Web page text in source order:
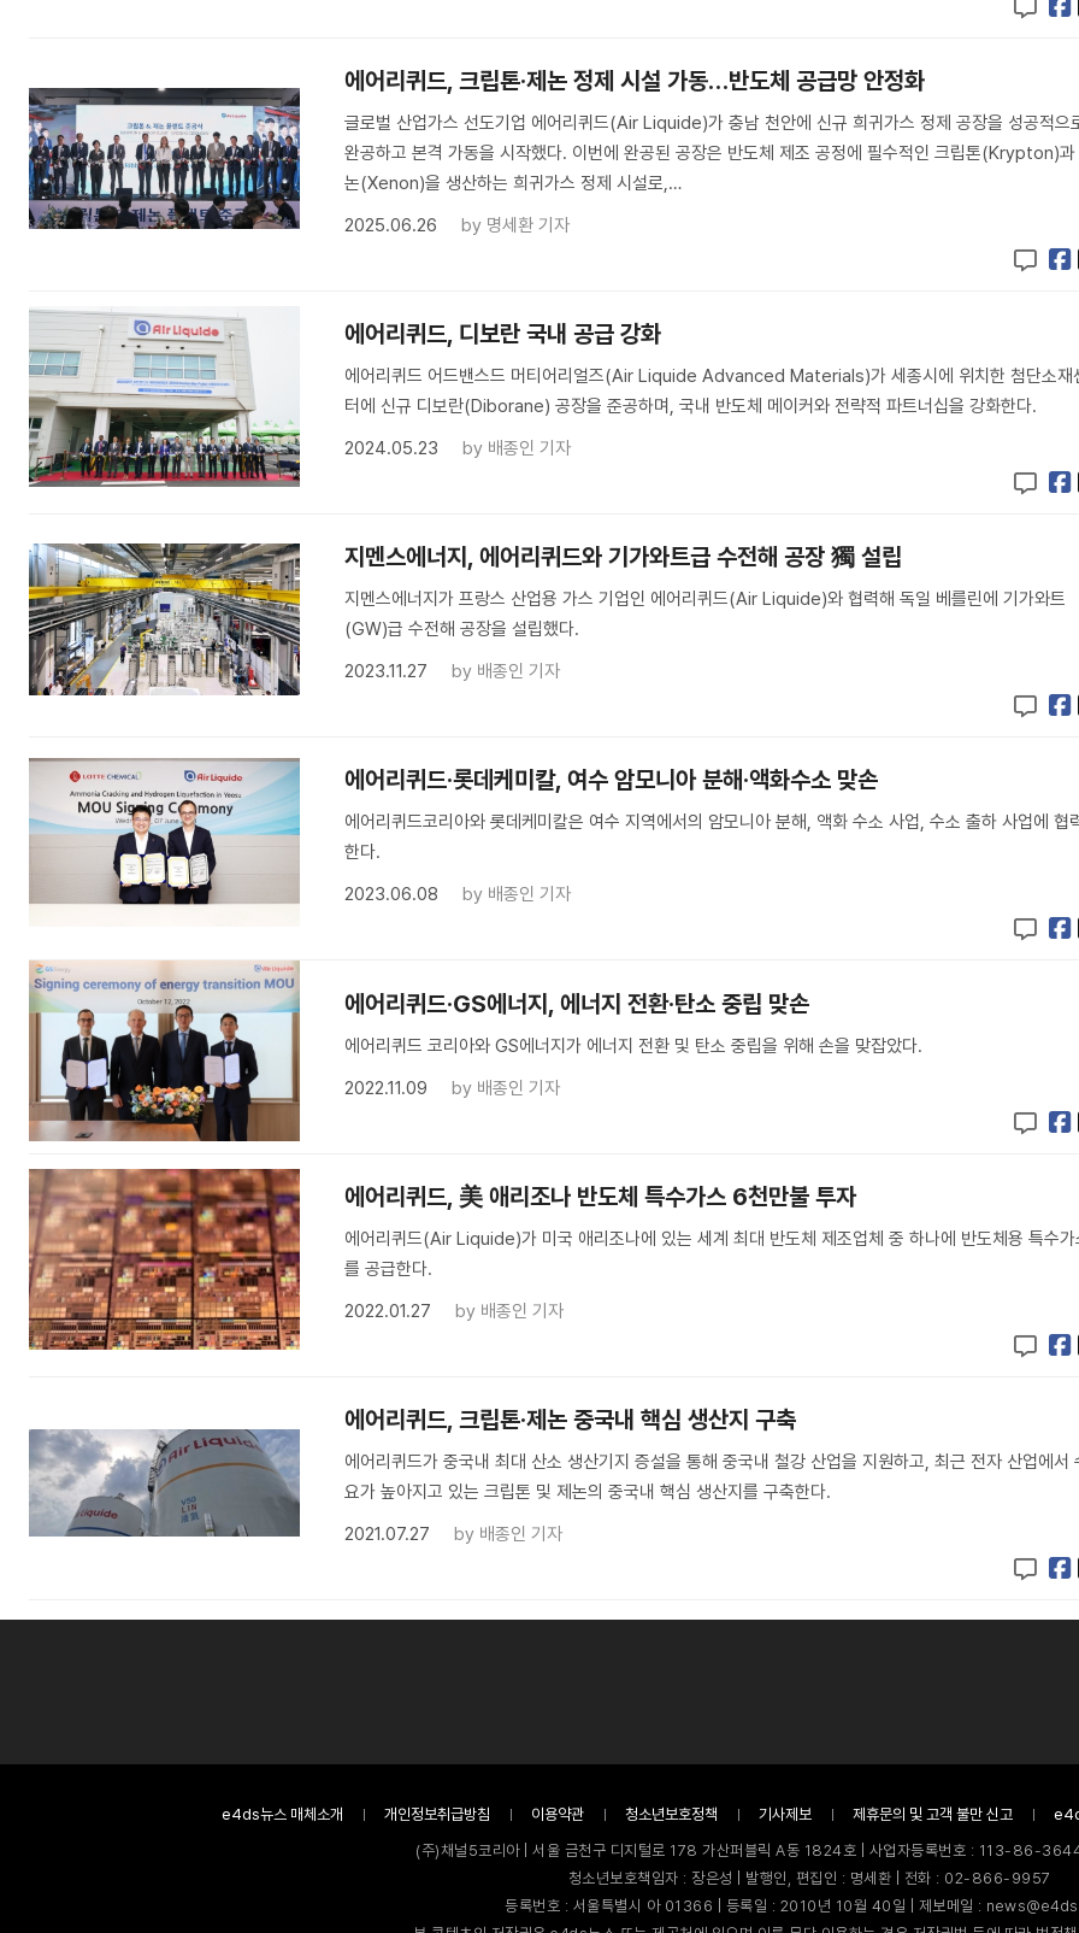
에어리퀴드, 크립톤·제논 정제 시설 가동…반도체 공급망 안정화
글로벌 산업가스 선도기업 에어리퀴드(Air Liquide)가 충남 천안에 신규 희귀가스 정제 공장을 성공적으
완공하고 본격 가동을 시작했다. 이번에 완공된 공장은 반도체 제조 공정에 필수적인 크립톤(Krypton)
논(Xenon)을 생산하는 희귀가스 정제 시설로,…
2025.06.26
by 명세환 기자
에어리퀴드, 디보란 국내 공급 강화
에어리퀴드 어드밴스드 머티어리얼즈(Air Liquide Advanced Materials)가 세종시에 위치한 첨단소재
터에 신규 디보란(Diborane) 공장을 준공하며, 국내 반도체 메이커와 전략적 파트너십을 강화한다.
2024.05.23
by 배종인 기자
지멘스에너지, 에어리퀴드와 기가와트급 수전해 공장 獨 설립
지멘스에너지가 프랑스 산업용 가스 기업인 에어리퀴드(Air Liquide)와 협력해 독일 베를린에 기가와트
(GW)급 수전해 공장을 설립했다.
2023.11.27
by 배종인 기자
에어리퀴드·롯데케미칼, 여수 암모니아 분해·액화수소 맞손
에어리퀴드코리아와 롯데케미칼은 여수 지역에서의 암모니아 분해, 액화 수소 사업, 수소 출하 사업에 협
한다.
2023.06.08
by 배종인 기자
에어리퀴드·GS에너지, 에너지 전환·탄소 중립 맞손
에어리퀴드 코리아와 GS에너지가 에너지 전환 및 탄소 중립을 위해 손을 맞잡았다.
2022.11.09
by 배종인 기자
에어리퀴드, 美 애리조나 반도체 특수가스 6천만불 투자
에어리퀴드(Air Liquide)가 미국 애리조나에 있는 세계 최대 반도체 제조업체 중 하나에 반도체용 특수가
를 공급한다.
2022.01.27
by 배종인 기자
에어리퀴드, 크립톤·제논 중국내 핵심 생산지 구축
에어리퀴드가 중국내 최대 산소 생산기지 증설을 통해 중국내 철강 산업을 지원하고, 최근 전자 산업에서
요가 높아지고 있는 크립톤 및 제논의 중국내 핵심 생산지를 구축한다.
2021.07.27
by 배종인 기자
e4ds뉴스 매체소개 개인정보취급방침 이용약관 청소년보호정책 기사제보 제휴문의 및 고객 불만 신고
(주)채널5코리아 | 서울 금천구 디지털로 178 가산퍼블릭 A동 1824호 | 사업자등록번호 : 113-86-
청소년보호책임자 : 장은성 | 발행인, 편집인 : 명세환 | 전화 : 02-866-9957
등록번호 : 서울특별시 아 01366 | 등록일 : 2010년 10월 40일 | 제보메일 :